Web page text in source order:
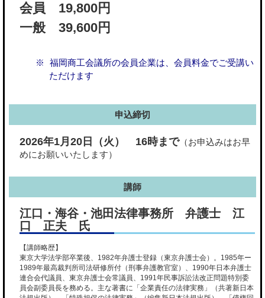
会員 19,800円
一般 39,600円
福岡商工会議所の会員企業は、会員料金でご受講い
ただけます
申込締切
2026年1月20日（火） 16時まで（お申込みはお早
めにお願いいたします）
講師
江口・海谷・池田法律事務所 弁護士 江
口 正夫 氏
【講師略歴】
東京大学法学部卒業後、1982年弁護士登録（東京弁護士会）。1985年ー
1989年最高裁判所司法研修所付（刑事弁護教官室）、1990年日本弁護士
連合会代議員、東京弁護士会常議員、1991年民事訴訟法改正問題特別委
員会副委員長を務める。主な著書に「企業責任の法律実務」（共著新日本